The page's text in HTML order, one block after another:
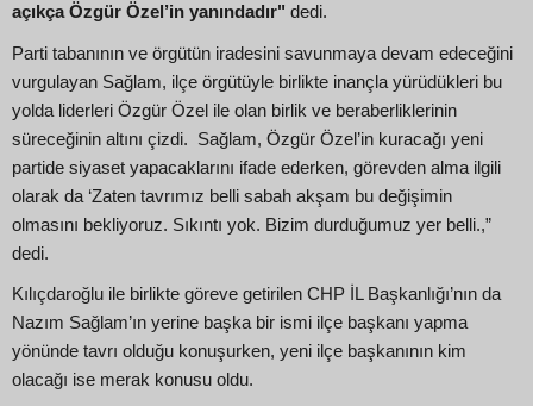
açıkça Özgür Özel’in yanındadır" dedi.
Parti tabanının ve örgütün iradesini savunmaya devam edeceğini
vurgulayan Sağlam, ilçe örgütüyle birlikte inançla yürüdükleri bu
yolda liderleri Özgür Özel ile olan birlik ve beraberliklerinin
süreceğinin altını çizdi. Sağlam, Özgür Özel’in kuracağı yeni
partide siyaset yapacaklarını ifade ederken, görevden alma ilgili
olarak da ‘Zaten tavrımız belli sabah akşam bu değişimin
olmasını bekliyoruz. Sıkıntı yok. Bizim durduğumuz yer belli.,”
dedi.
Kılıçdaroğlu ile birlikte göreve getirilen CHP İL Başkanlığı’nın da
Nazım Sağlam’ın yerine başka bir ismi ilçe başkanı yapma
yönünde tavrı olduğu konuşurken, yeni ilçe başkanının kim
olacağı ise merak konusu oldu.